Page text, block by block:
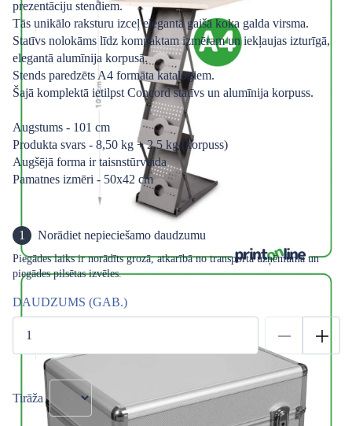
prezentāciju stendiem.
Tās unikālo raksturu izceļ elegantā gaišā koka galda virsma.
Statīvs nolokāms līdz kompaktam izmēram un iekļaujas izturīgā,
elegantā alumīnija korpusā.
Stends paredzēts A4 formāta katalogiem.
Šajā komplektā ietilpst Concord statīvs un alumīnija korpuss.
Augstums - 101 cm
Produkta svars - 8,50 kg + 2,5 kg (korpuss)
Augšējā forma ir taisnstūrveida
Pamatnes izmēri - 50x42 cm
1 Norādiet nepieciešamo daudzumu
Piegādes laiks ir norādīts grozā, atkarībā no transporta uzņēmuma un
piegādes pilsētas izvēles.
DAUDZUMS (GAB.)
Tirāža